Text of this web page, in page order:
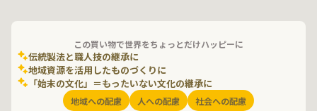
この買い物で世界をちょっとだけハッピーに
伝統製法と職人技の継承に
地域資源を活用したものづくりに
「始末の文化」＝もったいない文化の継承に
地域への配慮 人への配慮 社会への配慮